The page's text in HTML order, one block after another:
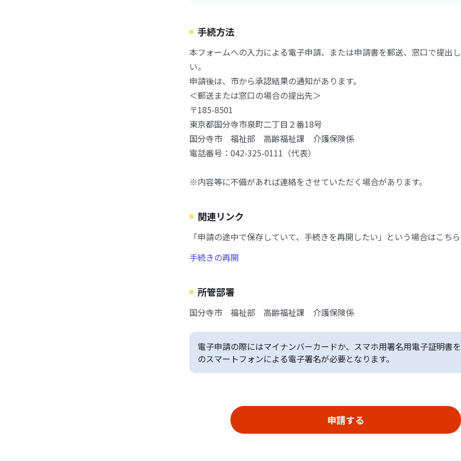
手続方法
本フォームへの入力による電子申請、または申請書を郵送、窓口で提出
い。
申請後は、市から承認結果の通知があります。
＜郵送または窓口の場合の提出先＞
〒185-8501
東京都国分寺市泉町二丁目２番18号
国分寺市 福祉部 高齢福祉課 介護保険係
電話番号：042-325-0111（代表）
※内容等に不備があれば連絡をさせていただく場合があります。
関連リンク
「申請の途中で保存していて、手続きを再開したい」という場合はこちら
手続きの再開
所管部署
国分寺市 福祉部 高齢福祉課 介護保険係
電子申請の際にはマイナンバーカードか、スマホ用署名用電子証明書
のスマートフォンによる電子署名が必要となります。